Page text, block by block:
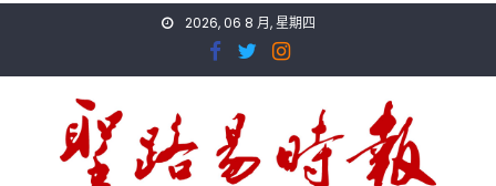
2026, 06 8 月, 星期四